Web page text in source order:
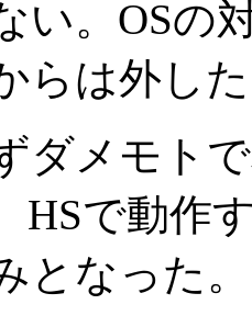
い。OSの
らは外し
ダメモト
HSで動作
となった。